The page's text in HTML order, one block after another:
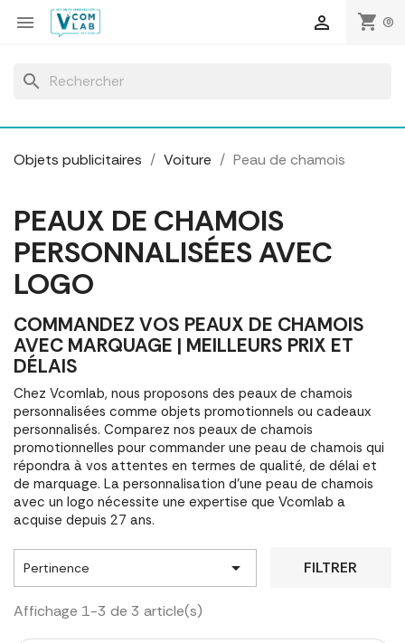
 shopping_cart (0)

search
Objets publicitaires Voiture Peau de chamois
PEAUX DE CHAMOIS
PERSONNALISÉES AVEC
LOGO
COMMANDEZ VOS PEAUX DE CHAMOIS
AVEC MARQUAGE | MEILLEURS PRIX ET
DÉLAIS
Chez Vcomlab, nous proposons des peaux de chamois
personnalisées comme objets promotionnels ou cadeaux
personnalisés. Comparez nos peaux de chamois
promotionnelles pour commander une peau de chamois qui
répondra à vos attentes en termes de qualité, de délai et
de marquage. La personnalisation d'une peau de chamois
avec un logo nécessite une expertise que Vcomlab a
acquise depuis 27 ans.
Pertinence  FILTRER
Affichage 1-3 de 3 article(s)
Panneau de gestion des cookies